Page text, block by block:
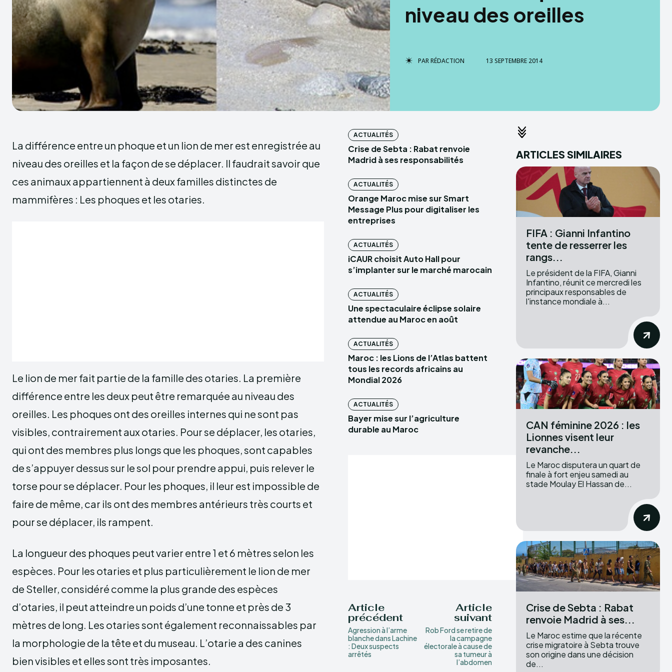
niveau des oreilles
PARRÉDACTION 13 SEPTEMBRE 2014
La différence entre un phoque et un lion de mer est enregistrée au
niveau des oreilles et la façon de se déplacer. Il faudrait savoir que
ces animaux appartiennent à deux familles distinctes de
mammifères : Les phoques et les otaries.
Le lion de mer fait partie de la famille des otaries. La première
différence entre les deux peut être remarquée au niveau des
oreilles. Les phoques ont des oreilles internes qui ne sont pas
visibles, contrairement aux otaries. Pour se déplacer, les otaries,
qui ont des membres plus longs que les phoques, sont capables
de s’appuyer dessus sur le sol pour prendre appui, puis relever le
torse pour se déplacer. Pour les phoques, il leur est impossible de
faire de même, car ils ont des membres antérieurs très courts et
pour se déplacer, ils rampent.
La longueur des phoques peut varier entre 1 et 6 mètres selon les
espèces. Pour les otaries et plus particulièrement le lion de mer
de Steller, considéré comme la plus grande des espèces
d’otaries, il peut atteindre un poids d’une tonne et près de 3
mètres de long. Les otaries sont également reconnaissables par
la morphologie de la tête et du museau. L’otarie a des canines
bien visibles et elles sont très imposantes.
ACTUALITÉS
Crise de Sebta : Rabat renvoie
Madrid à ses responsabilités
ACTUALITÉS
Orange Maroc mise sur Smart
Message Plus pour digitaliser les
entreprises
ACTUALITÉS
iCAUR choisit Auto Hall pour
s’implanter sur le marché marocain
ACTUALITÉS
Une spectaculaire éclipse solaire
attendue au Maroc en août
ACTUALITÉS
Maroc : les Lions de l’Atlas battent
tous les records africains au
Mondial 2026
ACTUALITÉS
Bayer mise sur l’agriculture
durable au Maroc
Article
précédent
Agression à l’arme
blanche dans Lachine
: Deux suspects
arrêtés
Article
suivant
Rob Ford se retire de
la campagne
électorale à cause de
sa tumeur à
l’abdomen
ARTICLES SIMILAIRES
FIFA : Gianni Infantino
tente de resserrer les
rangs...
Le président de la FIFA, Gianni
Infantino, réunit ce mercredi les
principaux responsables de
l'instance mondiale à...
CAN féminine 2026 : les
Lionnes visent leur
revanche...
Le Maroc disputera un quart de
finale à fort enjeu samedi au
stade Moulay El Hassan de...
Crise de Sebta : Rabat
renvoie Madrid à ses...
Le Maroc estime que la récente
crise migratoire à Sebta trouve
son origine dans une décision
de...